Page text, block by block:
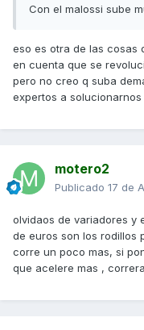
Con el malossi sube
eso es otra de las cosas
en cuenta que se
pero no creo q suba
expertos a solucionarnos
motero2
Publicado 17 de
olvidaos de variadores y
de euros son los rodillos
corre un poco mas, si
que acelere mas ,